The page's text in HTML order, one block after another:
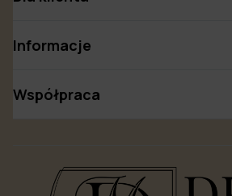
Informacje
Współpraca